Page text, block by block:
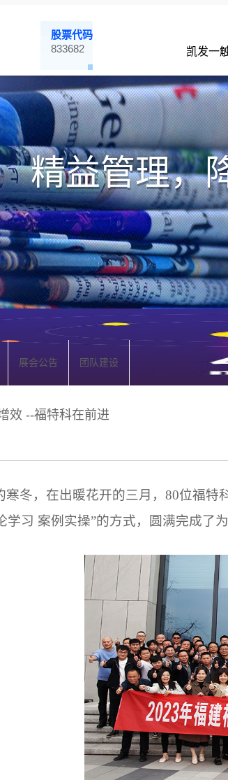
股票代码
833682
凯发一
精益管理，
展会公告 团队建设
效 --福特科在前进
寒冬，在出暖花开的三月， 80位福特
学习 案例实操”的方式，圆满完成了